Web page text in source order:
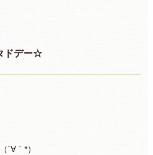
ドデー☆
´∀｀*）